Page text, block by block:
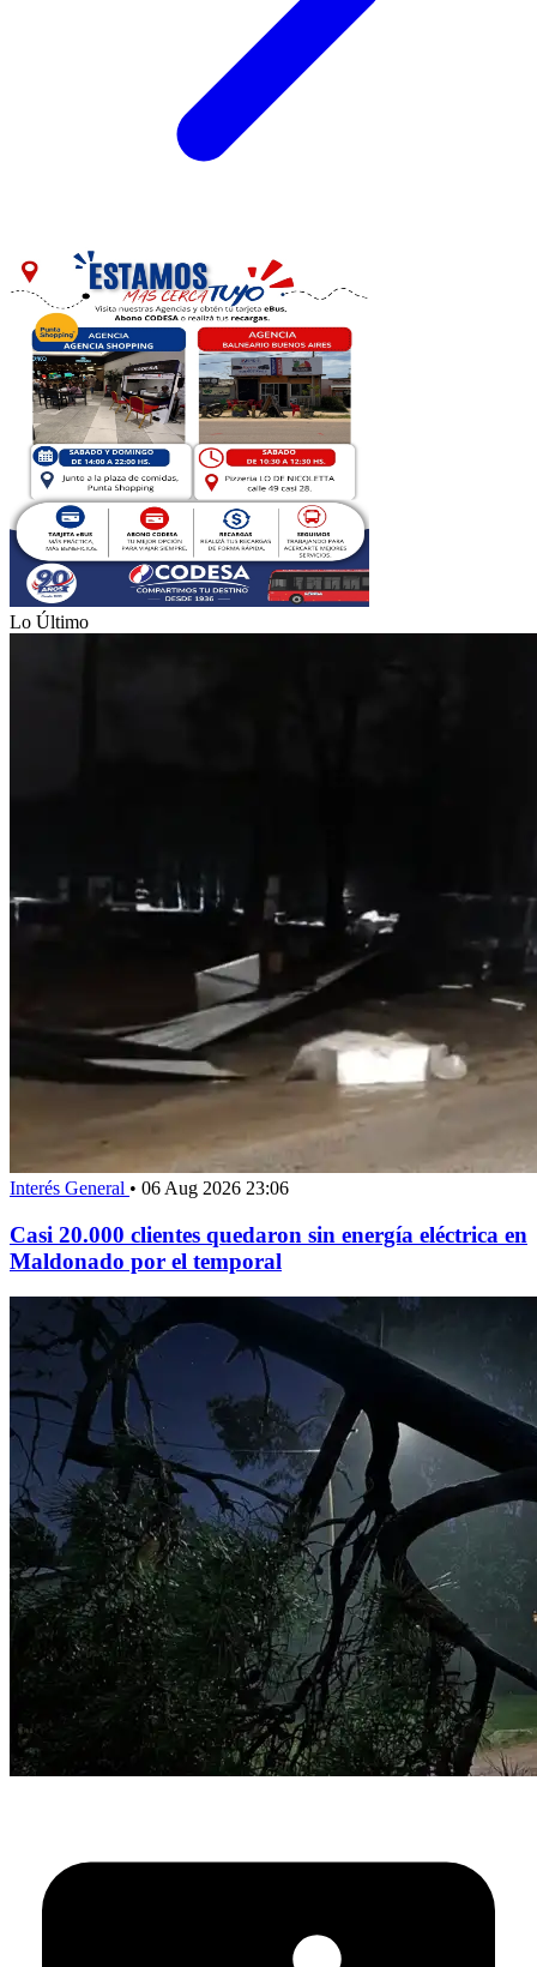
Lo Último
Interés General • 06 Aug 2026 23:06
Casi 20.000 clientes quedaron sin energía eléctrica en
Maldonado por el temporal